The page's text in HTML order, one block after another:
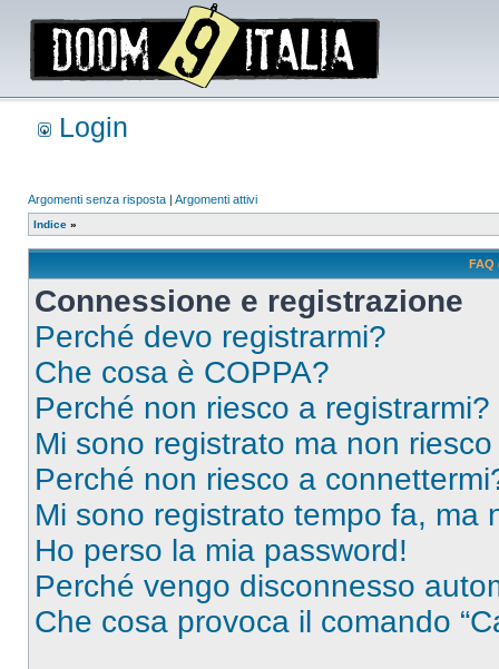
Login
Argomenti senza risposta | Argomenti attivi
Indice »
FAQ
Connessione e registrazione
Perché devo registrarmi?
Che cosa è COPPA?
Perché non riesco a registrarmi?
Mi sono registrato ma non
Perché non riesco a
Mi sono registrato tempo fa, ma
Ho perso la mia password!
Perché vengo disconnesso
Che cosa provoca il comando